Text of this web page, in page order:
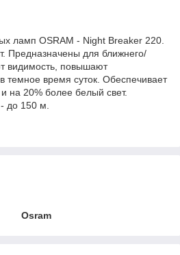
ламп OSRAM - Night Breaker 220.
Предназначены для ближнего/
видимость, повышают
темное время суток. Обеспечивает
на 20% более белый свет.
до 150 м.
Osram